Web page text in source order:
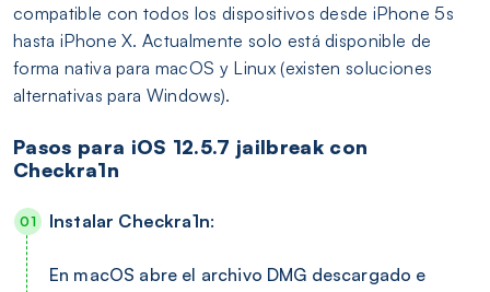
compatible con todos los dispositivos desde iPhone 5s
hasta iPhone X. Actualmente solo está disponible de
forma nativa para macOS y Linux (existen soluciones
alternativas para Windows).
Pasos para iOS 12.5.7 jailbreak con
Checkra1n
Instalar Checkra1n:
En macOS abre el archivo DMG descargado e